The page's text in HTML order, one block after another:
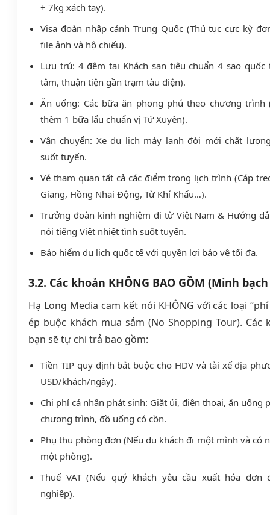
+ 7kg xách tay).
Visa đoàn nhập cảnh Trung Quốc (Thủ tục cực kỳ
file ảnh và hộ chiếu).
Lưu trú: 4 đêm tại Khách sạn tiêu chuẩn 4 sao
tâm, thuận tiện gần trạm tàu điện).
Ăn uống: Các bữa ăn phong phú theo chương trình
thêm 1 bữa lẩu chuẩn vị Tứ Xuyên).
Vận chuyển: Xe du lịch máy lạnh đời mới chất
suốt tuyến.
Vé tham quan tất cả các điểm trong lịch trình (Cáp
Giang, Hồng Nhai Động, Từ Khí Khẩu…).
Trưởng đoàn kinh nghiệm đi từ Việt Nam & Hướng
nói tiếng Việt nhiệt tình suốt tuyến.
Bảo hiểm du lịch quốc tế với quyền lợi bảo vệ tối đa.
3.2. Các khoản KHÔNG BAO GỒM (Minh bạch
Hạ Long Media cam kết nói KHÔNG với các loại
ép buộc khách mua sắm (No Shopping Tour). Các
bạn sẽ tự chi trả bao gồm:
Tiền TIP quy định bắt buộc cho HDV và tài xế địa
USD/khách/ngày).
Chi phí cá nhân phát sinh: Giặt ủi, điện thoại, ăn uống
chương trình, đồ uống có cồn.
Phụ thu phòng đơn (Nếu du khách đi một mình và có
một phòng).
Thuế VAT (Nếu quý khách yêu cầu xuất hóa đơn
nghiệp).